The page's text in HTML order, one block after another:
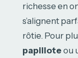
richesse en
s’alignent
rôtie. Pour
papillote ou